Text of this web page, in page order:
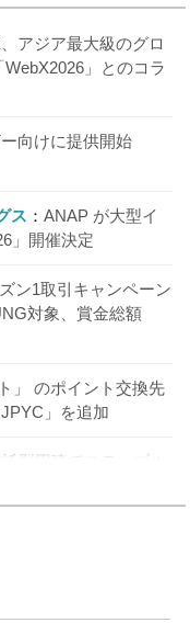
アジア最大級のグロ
」とのコラ
向けに提供開始
ス
ANAP が大型イ
」開催決定
ン1取引キャンペーン
対象、賞金総額
」 のポイント交換先
」を追加
託型円建てステーブル